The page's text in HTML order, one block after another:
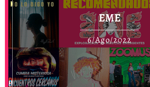
EME
6/Ago/2022